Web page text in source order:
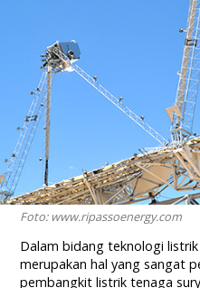
Foto: www.ripassoenergy.com
Dalam bidang teknologi
merupakan hal yang sangat
pembangkit listrik tenaga